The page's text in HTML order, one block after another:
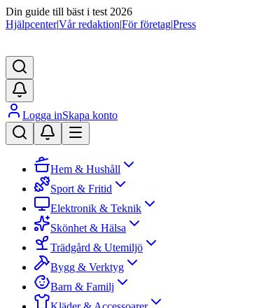
Din guide till bäst i test 2026
Hjälpcenter|Vår redaktion|För företag|Press
Logga inSkapa konto
Hem & Hushåll
Sport & Fritid
Elektronik & Teknik
Skönhet & Hälsa
Trädgård & Utemiljö
Bygg & Verktyg
Barn & Familj